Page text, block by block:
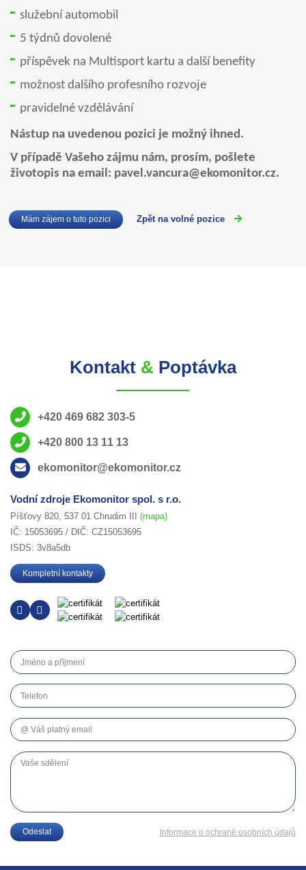
služební automobil
5 týdnů dovolené
příspěvek na Multisport kartu a další benefity
možnost dalšího profesního rozvoje
pravidelné vzdělávání
Nástup na uvedenou pozici je možný ihned.
V případě Vašeho zájmu nám, prosím, pošlete
životopis na email: pavel.vancura@ekomonitor.cz.
Mám zájem o tuto pozici Zpět na volné pozice
Kontakt & Poptávka
+420 469 682 303-5
+420 800 13 11 13
ekomonitor@ekomonitor.cz
Vodní zdroje Ekomonitor spol. s r.o.
Píšťovy 820, 537 01 Chrudim III (mapa)
IČ: 15053695 / DIČ: CZ15053695
ISDS: 3v8a5db
Kompletní kontakty
Jméno a příjmení
Telefon
Váš platný email
Vaše sdělení
Odeslat Informace o ochraně osobních údajů